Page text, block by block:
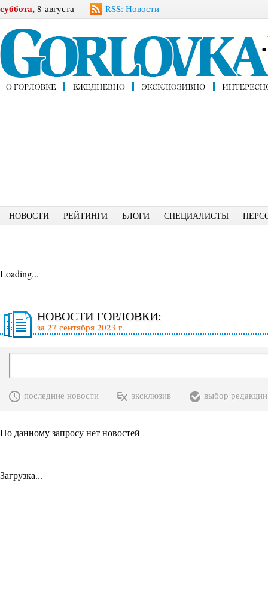
суббота, 8 августа RSS: Новости
НОВОСТИ РЕЙТИНГИ БЛОГИ СПЕЦИАЛИСТЫ
Loading...
НОВОСТИ ГОРЛОВКИ:
за 27 сентября 2023 г.
последние новости эксклюзив выбор редакции
По данному запросу нет новостей
Загрузка...